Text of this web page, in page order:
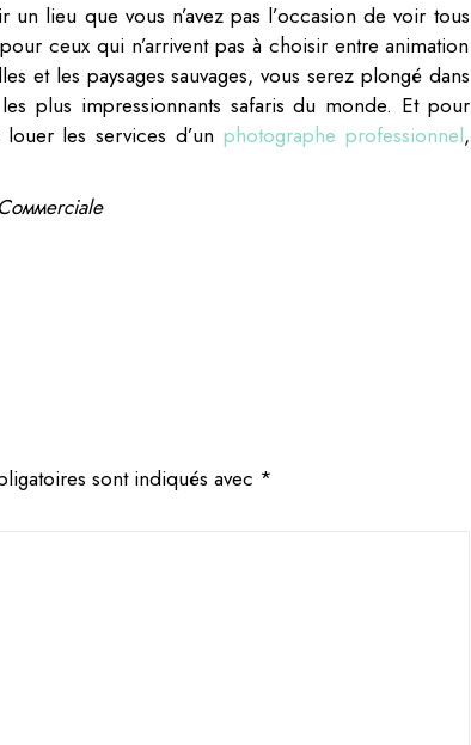
lieu que vous n’avez pas l’occasion de voir tous
ceux qui n’arrivent pas à choisir entre animation
et les paysages sauvages, vous serez plongé dans
plus impressionnants safaris du monde. Et pour
les services d’un photographe professionnel,
sont indiqués avec *